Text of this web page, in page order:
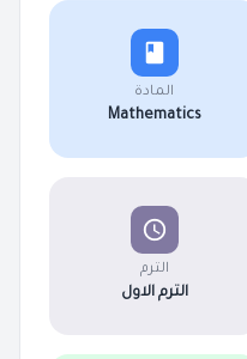
المادة
Mathematics
الترم
الترم الاول